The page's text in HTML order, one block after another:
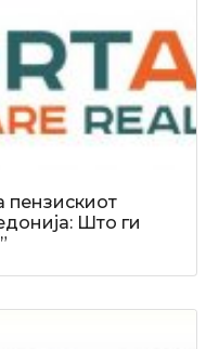
Што ги